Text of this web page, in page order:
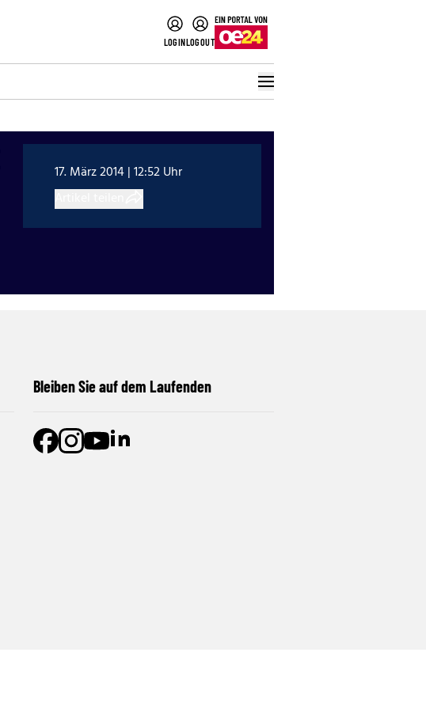
LOGINLOGOUT
17. März 2014 | 12:52 Uhr
Bleiben Sie auf dem Laufenden